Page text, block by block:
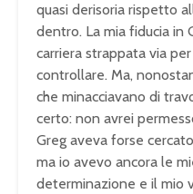
quasi derisoria rispetto
dentro. La mia fiducia in
carriera strappata via
controllare. Ma,
che minacciavano di
certo: non avrei
Greg aveva forse
ma io avevo ancora le
determinazione e il mio